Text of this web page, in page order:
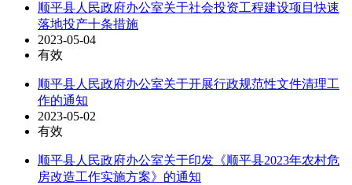
顺平县人民政府办公室关于社会投资工程建设项目快速
落地投产十条措施
2023-05-04
有效
顺平县人民政府办公室关于开展行政规范性文件清理工
作的通知
2023-05-02
有效
顺平县人民政府办公室关于印发《顺平县2023年农村危
房改造工作实施方案》的通知